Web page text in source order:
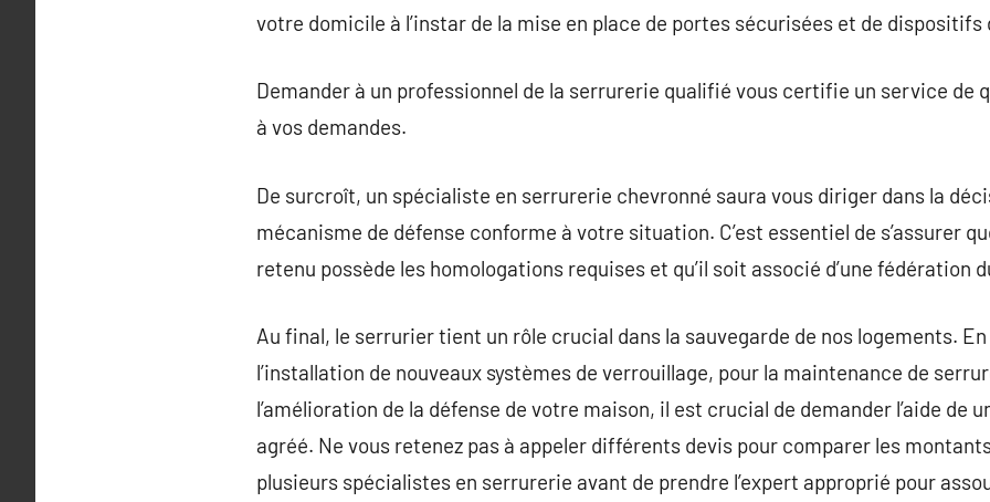
votre domicile à l’instar de la mise en place de portes sécurisées et de
Demander à un professionnel de la serrurerie qualifié vous certifie un service de
à vos demandes.
De surcroît, un spécialiste en serrurerie chevronné saura vous diriger dans la
mécanisme de défense conforme à votre situation. C’est essentiel de s’assurer
retenu possède les homologations requises et qu’il soit associé d’une fédération
Au final, le serrurier tient un rôle crucial dans la sauvegarde de nos logements.
l’installation de nouveaux systèmes de verrouillage, pour la maintenance de
l’amélioration de la défense de votre maison, il est crucial de demander l’aide de
agréé. Ne vous retenez pas à appeler différents devis pour comparer les
plusieurs spécialistes en serrurerie avant de prendre l’expert approprié pour